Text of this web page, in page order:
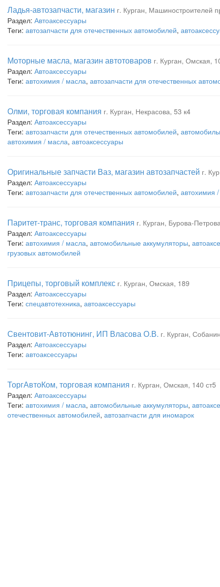
Ладья-автозапчасти, магазин г. Курган, Машиностроителей
Раздел: Автоаксессуары
Теги: автозапчасти для отечественных автомобилей,
Моторные масла, магазин автотоваров г. Курган, Омская,
Раздел: Автоаксессуары
Теги: автохимия / масла, автозапчасти для отечественных
Олми, торговая компания г. Курган, Некрасова, 53 к4
Раздел: Автоаксессуары
Теги: автозапчасти для отечественных автомобилей,
автохимия / масла, автоаксессуары
Оригинальные запчасти Ваз, магазин автозапчастей г.
Раздел: Автоаксессуары
Теги: автозапчасти для отечественных автомобилей, автохимия
Паритет-транс, торговая компания г. Курган, Бурова-
Раздел: Автоаксессуары
Теги: автохимия / масла, автомобильные аккумуляторы,
грузовых автомобилей
Прицепы, торговый комплекс г. Курган, Омская, 189
Раздел: Автоаксессуары
Теги: спецавтотехника, автоаксессуары
Свентовит-Автотюнинг, ИП Власова О.В. г. Курган,
Раздел: Автоаксессуары
Теги: автоаксессуары
ТоргАвтоКом, торговая компания г. Курган, Омская, 140 ст5
Раздел: Автоаксессуары
Теги: автохимия / масла, автомобильные аккумуляторы,
отечественных автомобилей, автозапчасти для иномарок